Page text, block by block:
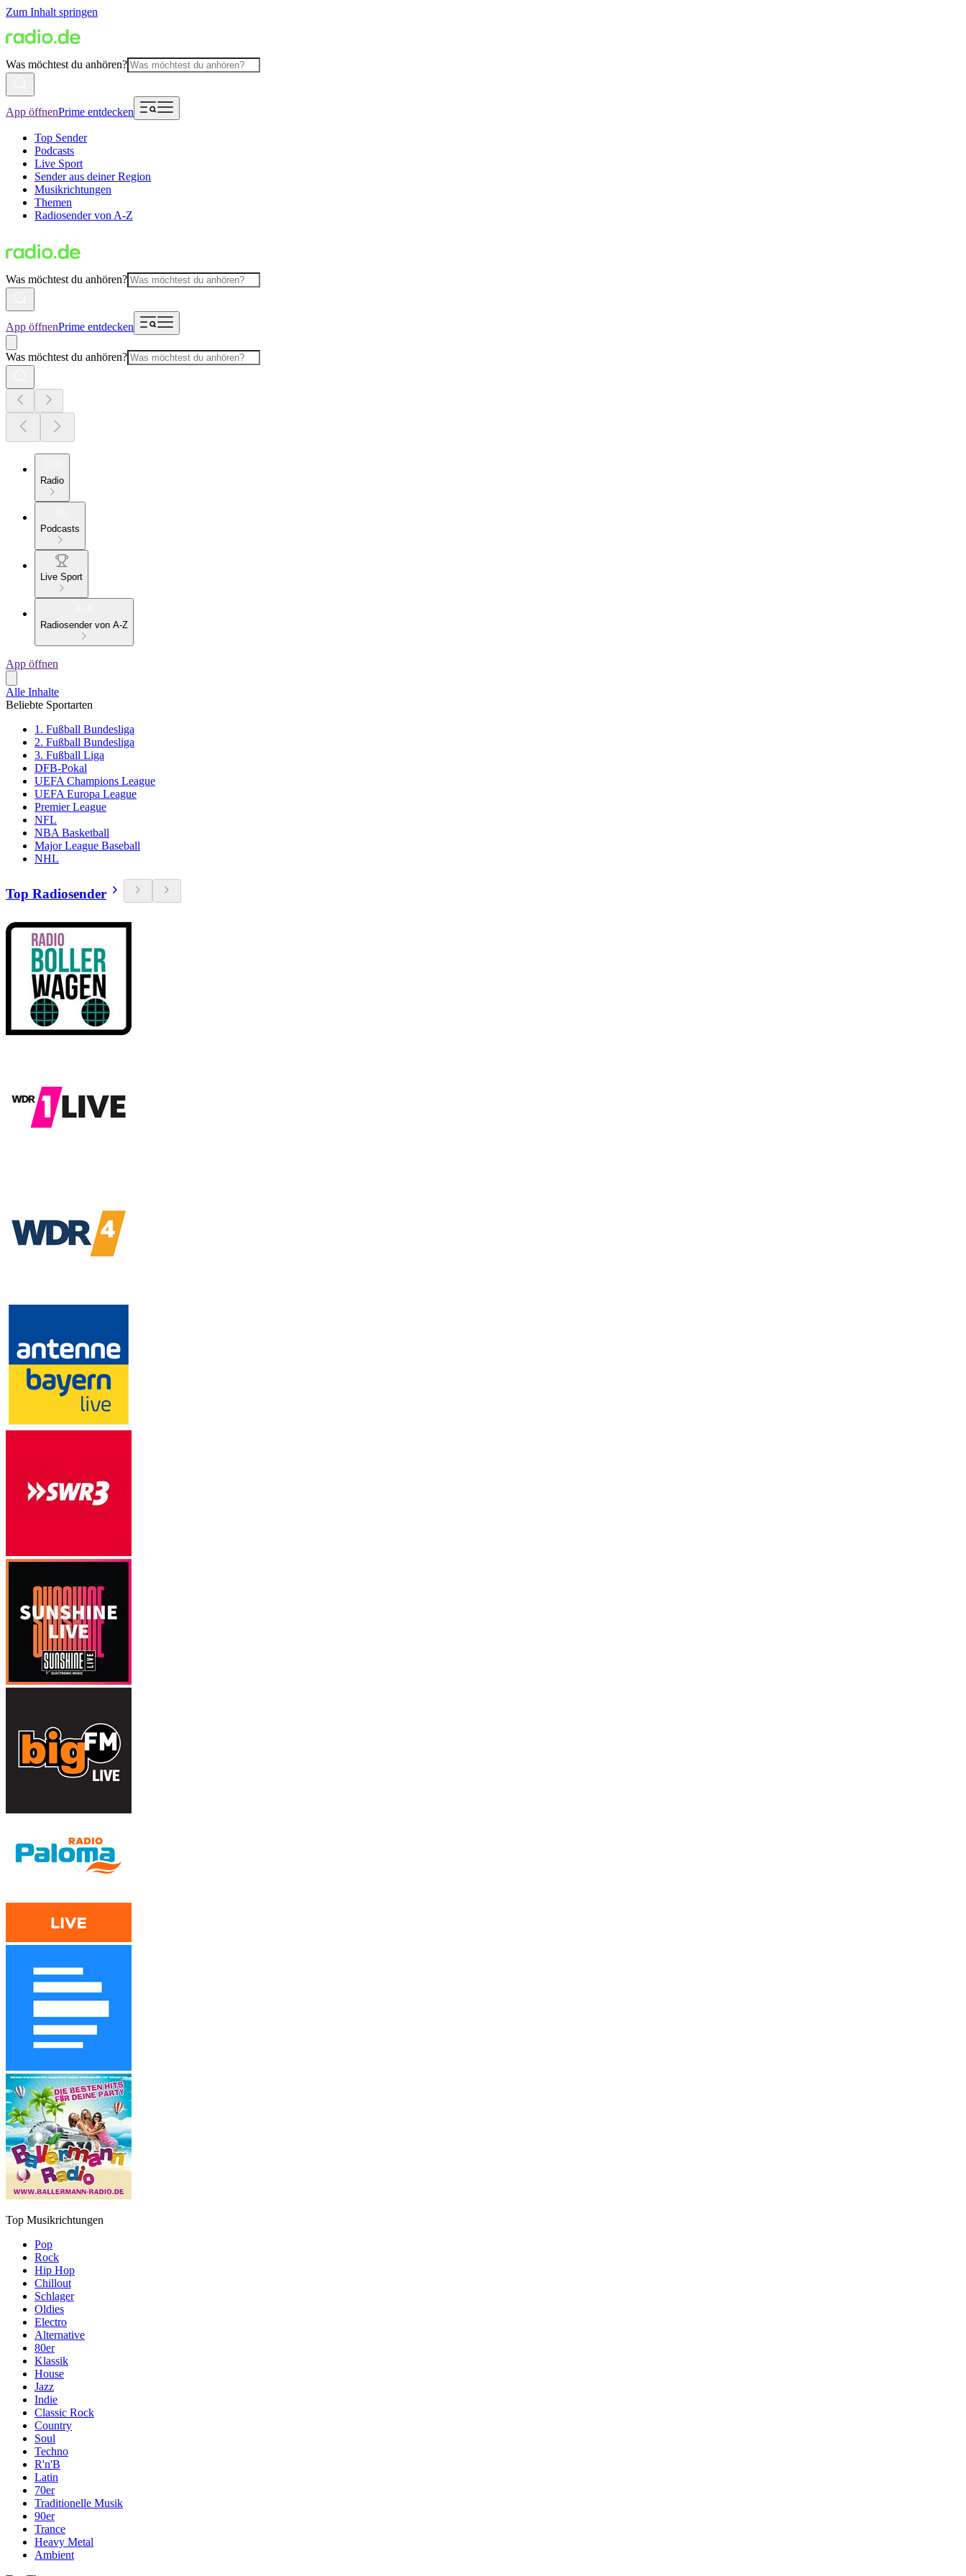
Zum Inhalt springen
Was möchtest du anhören?
App öffnenPrime entdecken
Top Sender
Podcasts
Live Sport
Sender aus deiner Region
Musikrichtungen
Themen
Radiosender von A-Z
Was möchtest du anhören?
App öffnenPrime entdecken
Was möchtest du anhören?
Radio
Podcasts
Live Sport
Radiosender von A-Z
App öffnen
Alle Inhalte
Beliebte Sportarten
1. Fußball Bundesliga
2. Fußball Bundesliga
3. Fußball Liga
DFB-Pokal
UEFA Champions League
UEFA Europa League
Premier League
NFL
NBA Basketball
Major League Baseball
NHL
Top Radiosender
Top Musikrichtungen
Pop
Rock
Hip Hop
Chillout
Schlager
Oldies
Electro
Alternative
80er
Klassik
House
Jazz
Indie
Classic Rock
Country
Soul
Techno
R'n'B
Latin
70er
Traditionelle Musik
90er
Trance
Heavy Metal
Ambient